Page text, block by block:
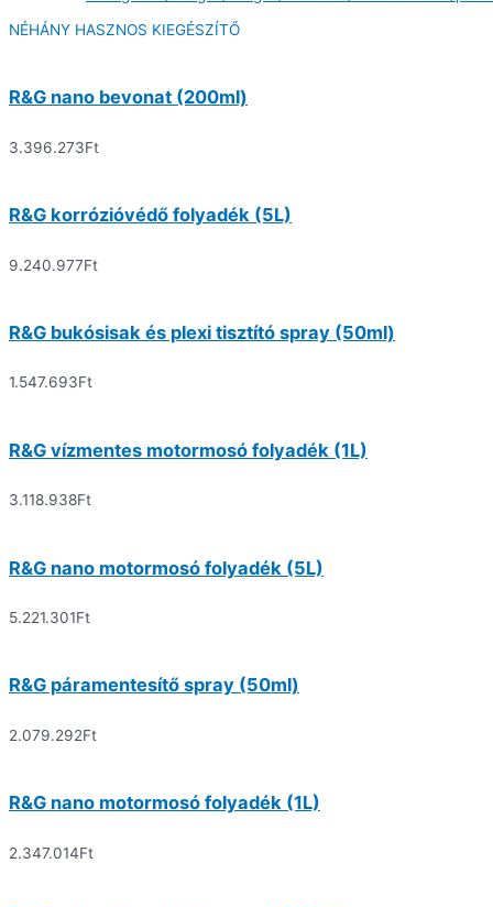
NÉHÁNY HASZNOS KIEGÉSZÍTŐ
R&G nano bevonat (200ml)
3.396.273Ft
R&G korrózióvédő folyadék (5L)
9.240.977Ft
R&G bukósisak és plexi tisztító spray (50ml)
1.547.693Ft
R&G vízmentes motormosó folyadék (1L)
3.118.938Ft
R&G nano motormosó folyadék (5L)
5.221.301Ft
R&G páramentesítő spray (50ml)
2.079.292Ft
R&G nano motormosó folyadék (1L)
2.347.014Ft